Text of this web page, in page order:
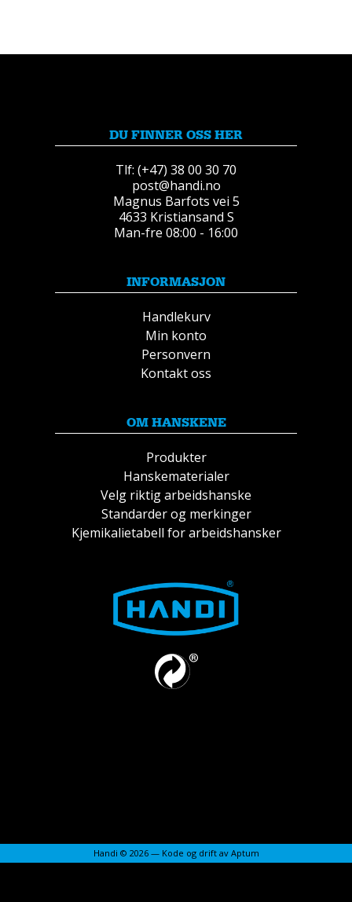
DU FINNER OSS HER
Tlf: (+47) 38 00 30 70
post@handi.no
Magnus Barfots vei 5
4633 Kristiansand S
Man-fre 08:00 - 16:00
INFORMASJON
Handlekurv
Min konto
Personvern
Kontakt oss
OM HANSKENE
Produkter
Hanskematerialer
Velg riktig arbeidshanske
Standarder og merkinger
Kjemikalietabell for arbeidshansker
Handi © 2026 — Kode og drift av Aptum